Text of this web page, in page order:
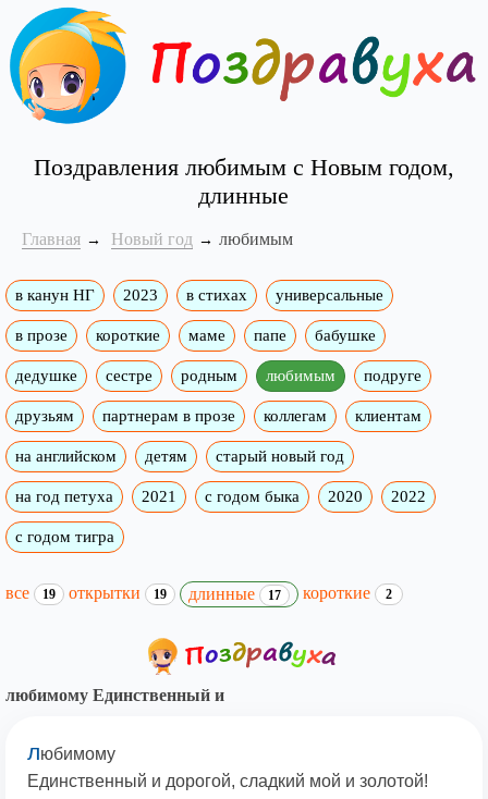
Поздравления любимым с Новым годом,
длинные
Главная Новый год любимым
в канун НГ 2023 в стихах универсальные
в прозе короткие маме папе бабушке
дедушке сестре родным любимым подруге
друзьям партнерам в прозе коллегам клиентам
на английском детям старый новый год
на год петуха 2021 с годом быка 2020 2022
с годом тигра
все 19 открытки 19 длинные 17 короткие 2
любимому Единственный и
любимому
Единственный и дорогой, сладкий мой и золотой!